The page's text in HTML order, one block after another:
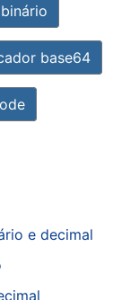
base64
e decimal